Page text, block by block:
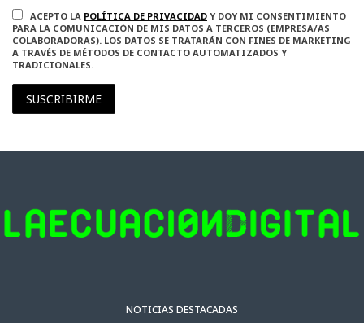
ACEPTO LA POLÍTICA DE PRIVACIDAD Y DOY MI CONSENTIMIENTO
PARA LA COMUNICACIÓN DE MIS DATOS A TERCEROS (EMPRESA/AS
COLABORADORAS). LOS DATOS SE TRATARÁN CON FINES DE MARKETING
A TRAVÉS DE MÉTODOS DE CONTACTO AUTOMATIZADOS Y
TRADICIONALES.
SUSCRIBIRME
NOTICIAS DESTACADAS